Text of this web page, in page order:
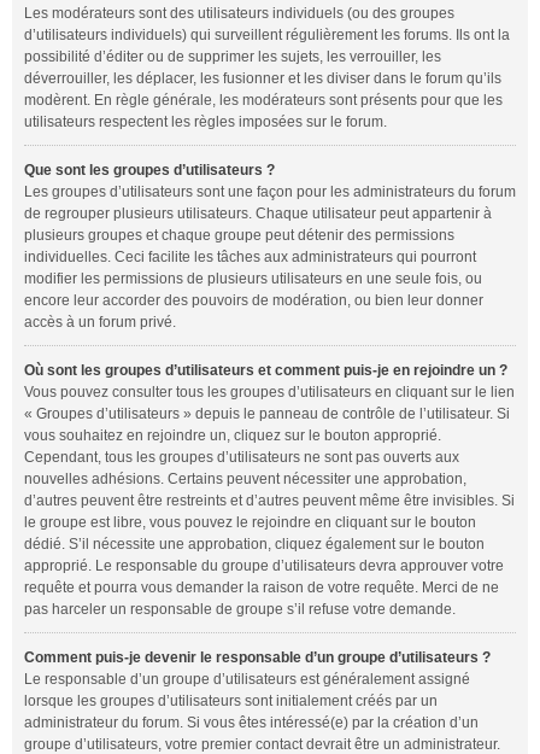
Les modérateurs sont des utilisateurs individuels (ou des groupes
d’utilisateurs individuels) qui surveillent régulièrement les forums. Ils ont la
possibilité d’éditer ou de supprimer les sujets, les verrouiller, les
déverrouiller, les déplacer, les fusionner et les diviser dans le forum qu’ils
modèrent. En règle générale, les modérateurs sont présents pour que les
utilisateurs respectent les règles imposées sur le forum.
Que sont les groupes d’utilisateurs ?
Les groupes d’utilisateurs sont une façon pour les administrateurs du forum
de regrouper plusieurs utilisateurs. Chaque utilisateur peut appartenir à
plusieurs groupes et chaque groupe peut détenir des permissions
individuelles. Ceci facilite les tâches aux administrateurs qui pourront
modifier les permissions de plusieurs utilisateurs en une seule fois, ou
encore leur accorder des pouvoirs de modération, ou bien leur donner
accès à un forum privé.
Où sont les groupes d’utilisateurs et comment puis-je en rejoindre un ?
Vous pouvez consulter tous les groupes d’utilisateurs en cliquant sur le lien
« Groupes d’utilisateurs » depuis le panneau de contrôle de l’utilisateur. Si
vous souhaitez en rejoindre un, cliquez sur le bouton approprié.
Cependant, tous les groupes d’utilisateurs ne sont pas ouverts aux
nouvelles adhésions. Certains peuvent nécessiter une approbation,
d’autres peuvent être restreints et d’autres peuvent même être invisibles. Si
le groupe est libre, vous pouvez le rejoindre en cliquant sur le bouton
dédié. S’il nécessite une approbation, cliquez également sur le bouton
approprié. Le responsable du groupe d’utilisateurs devra approuver votre
requête et pourra vous demander la raison de votre requête. Merci de ne
pas harceler un responsable de groupe s’il refuse votre demande.
Comment puis-je devenir le responsable d’un groupe d’utilisateurs ?
Le responsable d’un groupe d’utilisateurs est généralement assigné
lorsque les groupes d’utilisateurs sont initialement créés par un
administrateur du forum. Si vous êtes intéressé(e) par la création d’un
groupe d’utilisateurs, votre premier contact devrait être un administrateur.